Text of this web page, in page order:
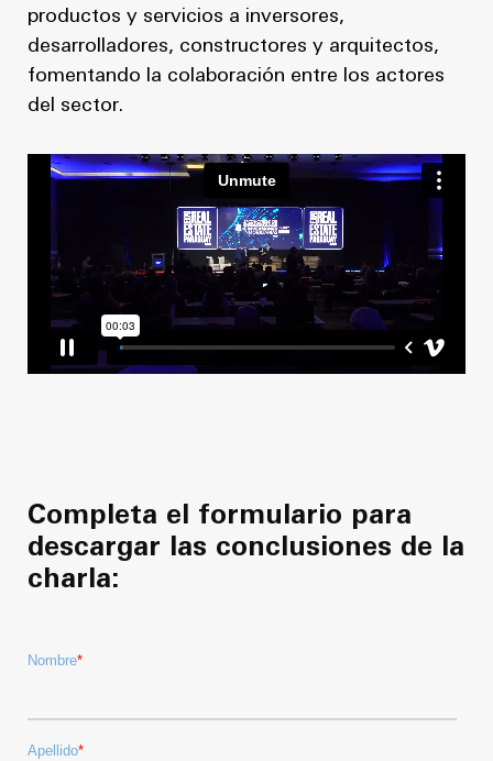
productos y servicios a inversores,
desarrolladores, constructores y arquitectos,
fomentando la colaboración entre los actores
del sector.
Completa el formulario para
descargar las conclusiones de la
charla: